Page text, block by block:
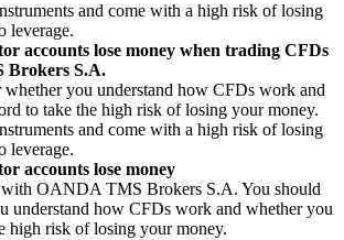
and come with a high risk of losing
leverage.
accounts lose money when trading CFDs
Brokers S.A.
whether you understand how CFDs work and
to take the high risk of losing your money.
and come with a high risk of losing
leverage.
accounts lose money
OANDA TMS Brokers S.A. You should
understand how CFDs work and whether you
high risk of losing your money.